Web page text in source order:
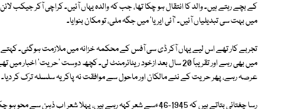
میں بہت سی تبدیلیاں آئیں۔ 'آئی ایریا' میں جگہ ملی، تو مکان بنوایا۔
تجربے کار تھے اس لیے یہاں آکر ڈی سی آفس کے محکمہ خزانہ میں ملازمت ہوگئی۔
میں بھی رہے اور تقریباً 20 سال بعد ازخود ریٹائرمنٹ لی۔ کچھ دوست
عرصہ رہے، پھر حریت کے نئے مالکان اور ماحول سے موافقت نہ پاکر یہ سلسلہ ترک کر دیا۔
رسا چغتائی بتاتے ہیں کہ 1945-46ءسے شعر کہہ رہے ہیں، پہلا شعر اب